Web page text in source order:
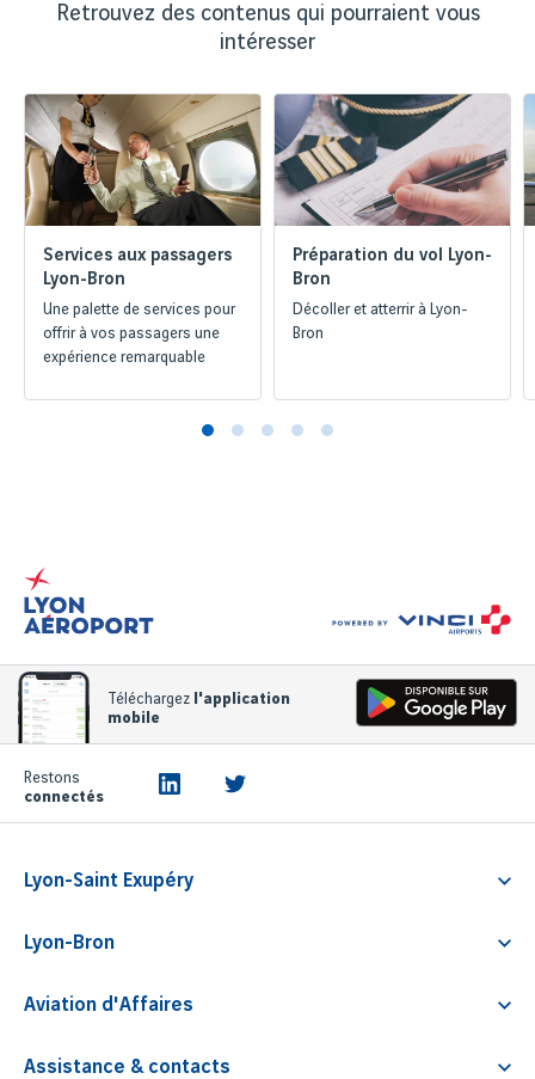
Retrouvez des contenus qui pourraient vous
intéresser
Services aux passagers
Lyon-Bron
Une palette de services pour
offrir à vos passagers une
expérience remarquable
Préparation du vol Lyon-
Bron
Décoller et atterrir à Lyon-
Bron
Téléchargez l'application
mobile
Restons
connectés
Lyon-Saint Exupéry
Services aux passagers
Site passagers
Lyon-Bron
Services aux compagnies
Aviation d'Affaires
Assistance & contacts